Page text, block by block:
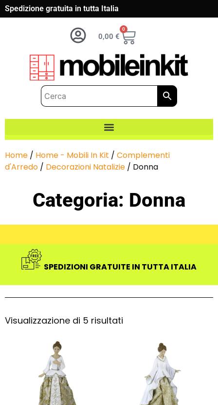
Spedizione gratuita in tutta Italia
0,00 €
0
Home / Home - Mobili In Kit / Complementi
d'Arredo / Decorazioni Natalizie / Donna
Categoria: Donna
SPEDIZIONI GRATUITE IN TUTTA ITALIA
Visualizzazione di 5 risultati